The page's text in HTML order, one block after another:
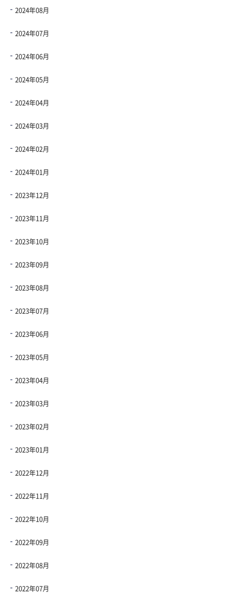
2024年08月
2024年07月
2024年06月
2024年05月
2024年04月
2024年03月
2024年02月
2024年01月
2023年12月
2023年11月
2023年10月
2023年09月
2023年08月
2023年07月
2023年06月
2023年05月
2023年04月
2023年03月
2023年02月
2023年01月
2022年12月
2022年11月
2022年10月
2022年09月
2022年08月
2022年07月